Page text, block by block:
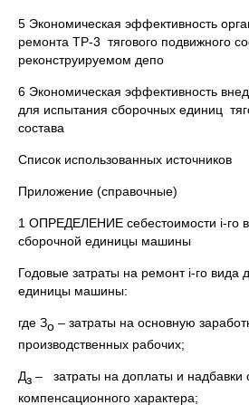
5 Экономическая эффективность
ремонта ТР-3 тягового подвижного
реконструируемом депо
6 Экономическая эффективность
для испытания сборочных единиц
состава
Список использованных источников
Приложение (справочные)
1 ОПРЕДЕЛЕНИЕ себестоимости i-го
сборочной единицы машины
Годовые затраты на ремонт i-го вида
единицы машины:
где Зо – затраты на основную
производственных рабочих;
Дз – затраты на доплаты и надбавки
компенсационного характера;